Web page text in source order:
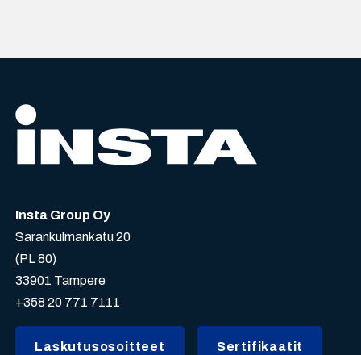
Insta Group Oy
Sarankulmankatu 20
(PL 80)
33901 Tampere
+358 20 771 7111
Laskutusosoitteet Sertifikaatit